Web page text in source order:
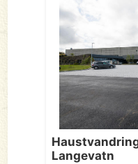
Langevatn